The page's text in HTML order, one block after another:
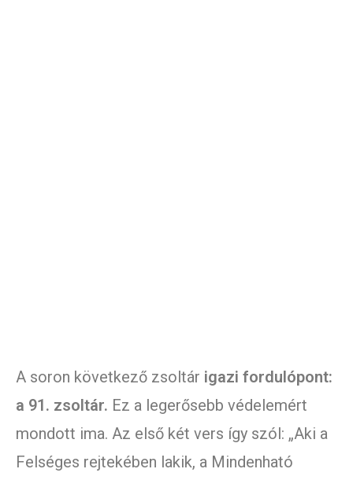
A soron következő zsoltár igazi fordulópont:
a 91. zsoltár. Ez a legerősebb védelemért
mondott ima. Az első két vers így szól: „Aki a
Felséges rejtekében lakik, a Mindenható